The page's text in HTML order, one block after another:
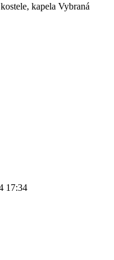
kapela Vybraná
17:34